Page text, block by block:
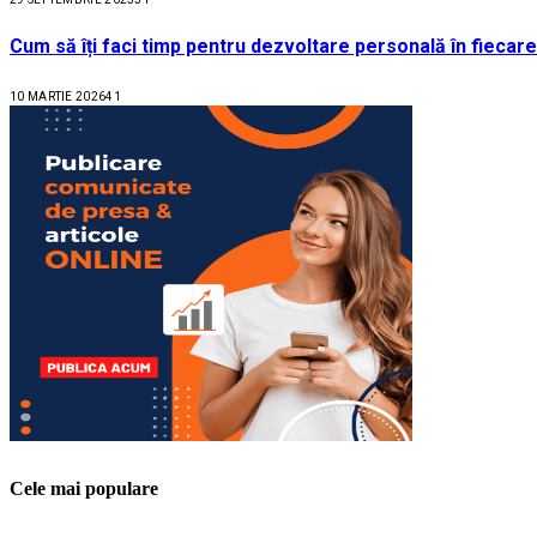
Cum să îți faci timp pentru dezvoltare personală în
10 MARTIE 202641
Cele mai populare